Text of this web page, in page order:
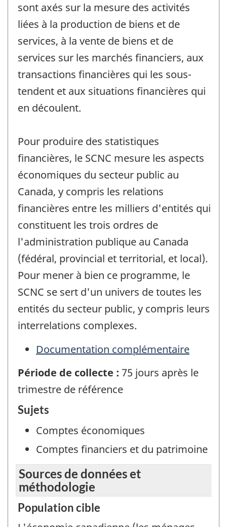
sont axés sur la mesure des activités
liées à la production de biens et de
services, à la vente de biens et de
services sur les marchés financiers, aux
transactions financières qui les sous-
tendent et aux situations financières qui
en découlent.
Pour produire des statistiques
financières, le SCNC mesure les aspects
économiques du secteur public au
Canada, y compris les relations
financières entre les milliers d'entités qui
constituent les trois ordres de
l'administration publique au Canada
(fédéral, provincial et territorial, et local).
Pour mener à bien ce programme, le
SCNC se sert d'un univers de toutes les
entités du secteur public, y compris leurs
interrelations complexes.
Documentation complémentaire
Période de collecte : 75 jours après le
trimestre de référence
Sujets
Comptes économiques
Comptes financiers et du patrimoine
Sources de données et
méthodologie
Population cible